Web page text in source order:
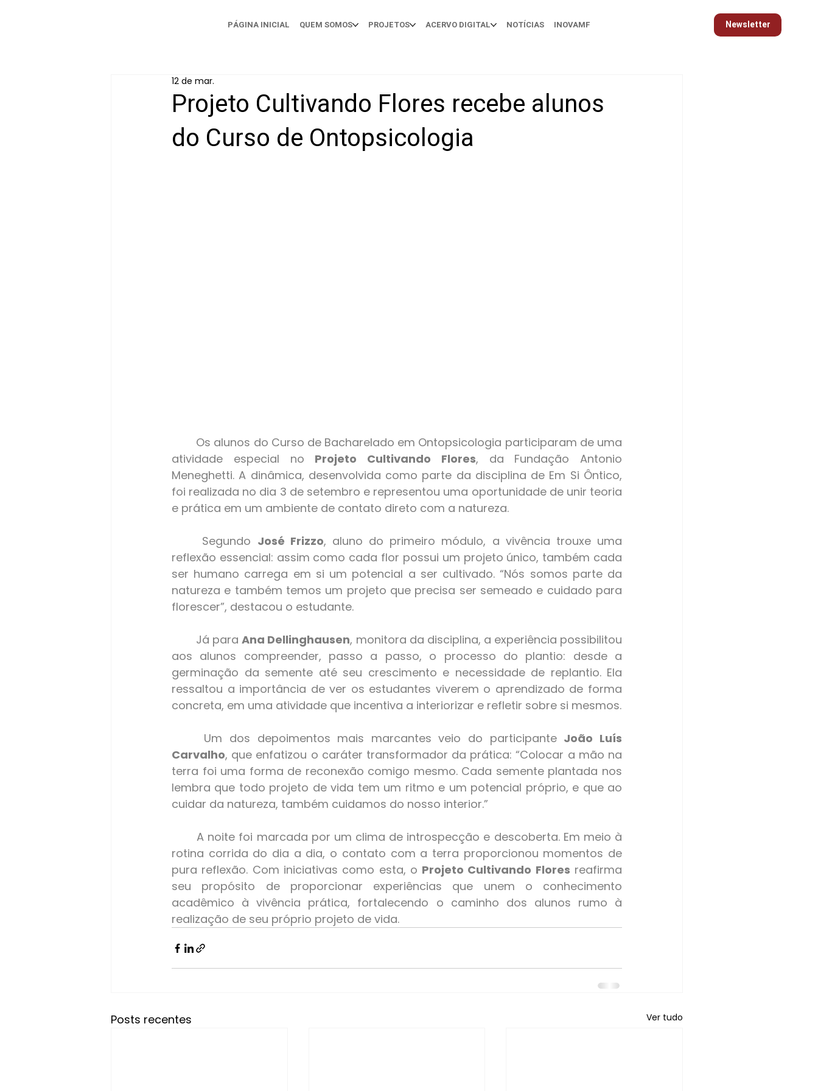
PÁGINA INICIAL QUEM SOMOS PROJETOS ACERVO DIGITAL NOTÍCIAS INOVAMF Newsletter
Projeto Cultivando Flores recebe alunos
do Curso de Ontopsicologia
12 de mar.
atividade especial no Projeto Cultivando Flores, da Fundação Antonio
Meneghetti. A dinâmica, desenvolvida como parte da disciplina de Em Si Ôntico,
foi realizada no dia 3 de setembro e representou uma oportunidade de unir teoria
e prática em um ambiente de contato direto com a natureza.
Segundo José Frizzo, aluno do primeiro módulo, a vivência trouxe uma
reflexão essencial: assim como cada flor possui um projeto único, também cada
ser humano carrega em si um potencial a ser cultivado. “Nós somos parte da
natureza e também temos um projeto que precisa ser semeado e cuidado para
florescer”, destacou o estudante.
Já para Ana Dellinghausen, monitora da disciplina, a experiência possibilitou
aos alunos compreender, passo a passo, o processo do plantio: desde a
germinação da semente até seu crescimento e necessidade de replantio. Ela
ressaltou a importância de ver os estudantes viverem o aprendizado de forma
concreta, em uma atividade que incentiva a interiorizar e refletir sobre si mesmos.
Um dos depoimentos mais marcantes veio do participante João Luís
Carvalho, que enfatizou o caráter transformador da prática: “Colocar a mão na
terra foi uma forma de reconexão comigo mesmo. Cada semente plantada nos
lembra que todo projeto de vida tem um ritmo e um potencial próprio, e que ao
cuidar da natureza, também cuidamos do nosso interior.”
	A noite foi marcada por um clima de introspecção e descoberta. Em meio à
rotina corrida do dia a dia, o contato com a terra proporcionou momentos de
pura reflexão. Com iniciativas como esta, o Projeto Cultivando Flores reafirma
seu propósito de proporcionar experiências que unem o conhecimento
acadêmico à vivência prática, fortalecendo o caminho dos alunos rumo à
realização de seu próprio projeto de vida.
Posts recentes Ver tudo